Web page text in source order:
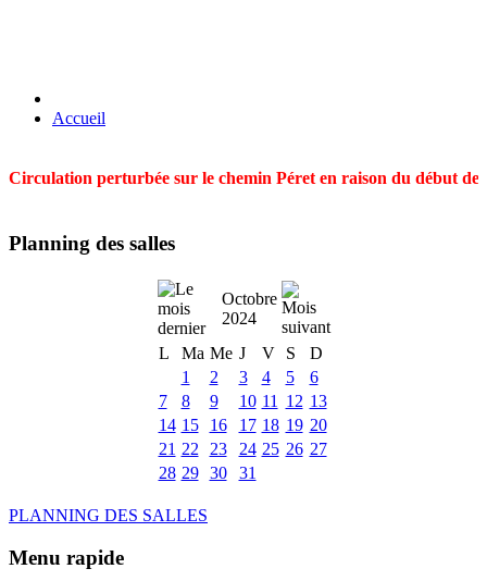
Accueil
Circulation perturbée sur le chemin Péret en raison du début
Planning des salles
Octobre
2024
L
Ma Me J V S
D
1
2 3 4 5
6
7
8 9 10 11 12 13
14 15 16 17 18 19 20
21 22 23 24 25 26 27
28 29 30 31
PLANNING DES SALLES
Menu rapide